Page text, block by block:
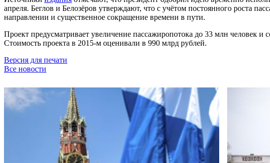
апреля. Беглов и Белозёров утверждают, что с учётом постоянного роста
направлении и существенное сокращение времени в пути.
Проект предусматривает увеличение пассажиропотока до 33 млн человек
Стоимость проекта в 2015-м оценивали в 990 млрд рублей.
Версия для печати
Все новости